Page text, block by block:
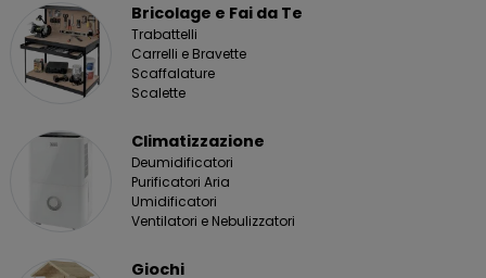
Bricolage e Fai da Te
Trabattelli
Carrelli e Bravette
Scaffalature
Scalette
Climatizzazione
Deumidificatori
Purificatori Aria
Umidificatori
Ventilatori e Nebulizzatori
Giochi